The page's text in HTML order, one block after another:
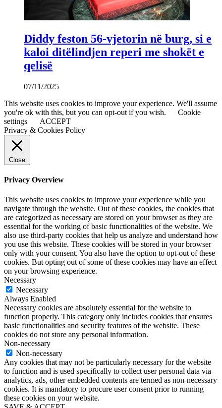
Diddy feston 56-vjetorin në burg, si e
kaloi ditëlindjen reperi me shokët e
qelisë
07/11/2025
This website uses cookies to improve your experience. We'll assume
you're ok with this, but you can opt-out if you wish.
Cookie
settings
ACCEPT
Privacy & Cookies Policy
Close
Privacy Overview
This website uses cookies to improve your experience while you
navigate through the website. Out of these cookies, the cookies that
are categorized as necessary are stored on your browser as they are
essential for the working of basic functionalities of the website. We
also use third-party cookies that help us analyze and understand how
you use this website. These cookies will be stored in your browser
only with your consent. You also have the option to opt-out of these
cookies. But opting out of some of these cookies may have an effect
on your browsing experience.
Necessary
Necessary
Always Enabled
Necessary cookies are absolutely essential for the website to
function properly. This category only includes cookies that ensures
basic functionalities and security features of the website. These
cookies do not store any personal information.
Non-necessary
Non-necessary
Any cookies that may not be particularly necessary for the website
to function and is used specifically to collect user personal data via
analytics, ads, other embedded contents are termed as non-necessary
cookies. It is mandatory to procure user consent prior to running
these cookies on your website.